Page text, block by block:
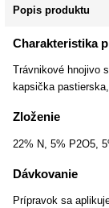
Popis produktu
Charakteristika
Trávnikové hnojivo
kapsička
Zloženie
22% N, 5% P2O5,
Dávkovanie
Prípravok sa